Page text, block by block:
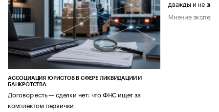
АССОЦИАЦИЯ ЮРИСТОВ В СФЕРЕ ЛИКВИДАЦИИ И
БАНКРОТСТВА
Договор есть — сделки нет: что ФНС ищет за
комплектом первички
дважды и не
Мнение